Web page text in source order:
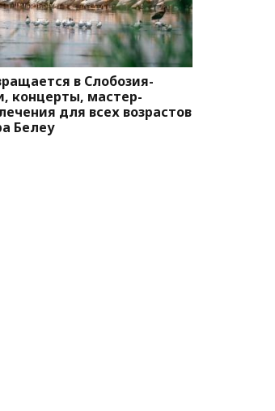
в Слобозия-
концерты, мастер-
для всех возрастов
Белеу